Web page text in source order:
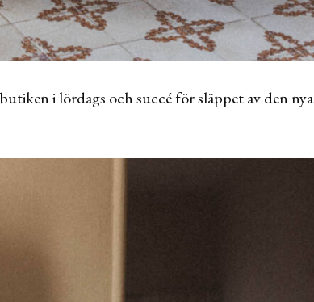
i lördags och succé för släppet av den nya